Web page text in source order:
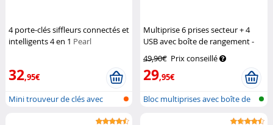
4 porte-clés siffleurs connectés et
intelligents 4 en 1 Pearl
32,95€
Mini trouveur de clés avec
Multiprise 6 prises secteur + 4
USB avec boîte de rangement -
49,90€ Prix conseillé
29,95€
Bloc multiprises avec boîte de